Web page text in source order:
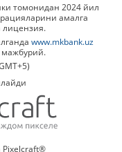
томонидан 2024 йил
амалга
www.mkbank.uz
мажбурий.
Pixelcraft®